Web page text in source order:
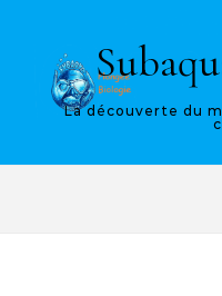
La découverte du